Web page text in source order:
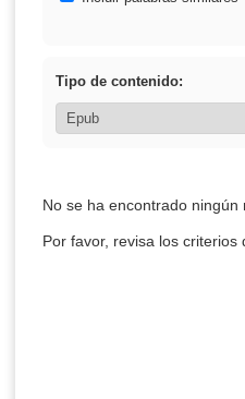
Tipo de contenido:
No se ha encontrado ningún
Por favor, revisa los criterios